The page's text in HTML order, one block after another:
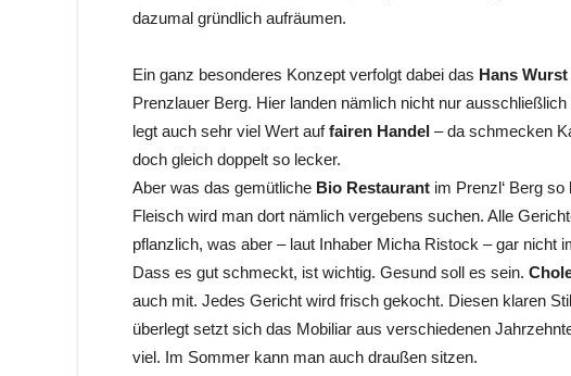
dazumal gründlich aufräumen.
Ein ganz besonderes Konzept verfolgt dabei das Hans
Prenzlauer Berg. Hier landen nämlich nicht nur
legt auch sehr viel Wert auffairen Handel – da schmecken
doch gleich doppelt so lecker.
Aber was das gemütliche Bio Restaurant im Prenzl‘ Berg
Fleisch wird man dort nämlich vergebens suchen. Alle
pflanzlich, was aber – laut Inhaber Micha Ristock – gar nicht
Dass es gut schmeckt, ist wichtig. Gesund soll es sein.
auch mit. Jedes Gericht wird frisch gekocht. Diesen klaren
überlegt setzt sich das Mobiliar aus verschiedenen
viel. Im Sommer kann man auch draußen sitzen.